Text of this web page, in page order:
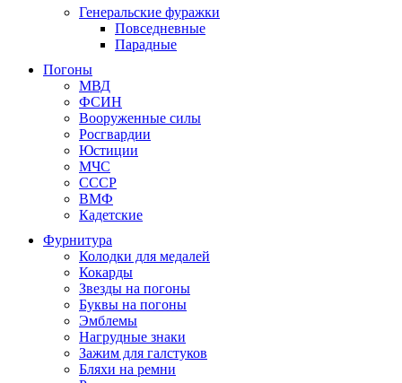
Генеральские фуражки
Повседневные
Парадные
Погоны
МВД
ФСИН
Вооруженные силы
Росгвардии
Юстиции
МЧС
СССР
ВМФ
Кадетские
Фурнитура
Колодки для медалей
Кокарды
Звезды на погоны
Буквы на погоны
Эмблемы
Нагрудные знаки
Зажим для галстуков
Бляхи на ремни